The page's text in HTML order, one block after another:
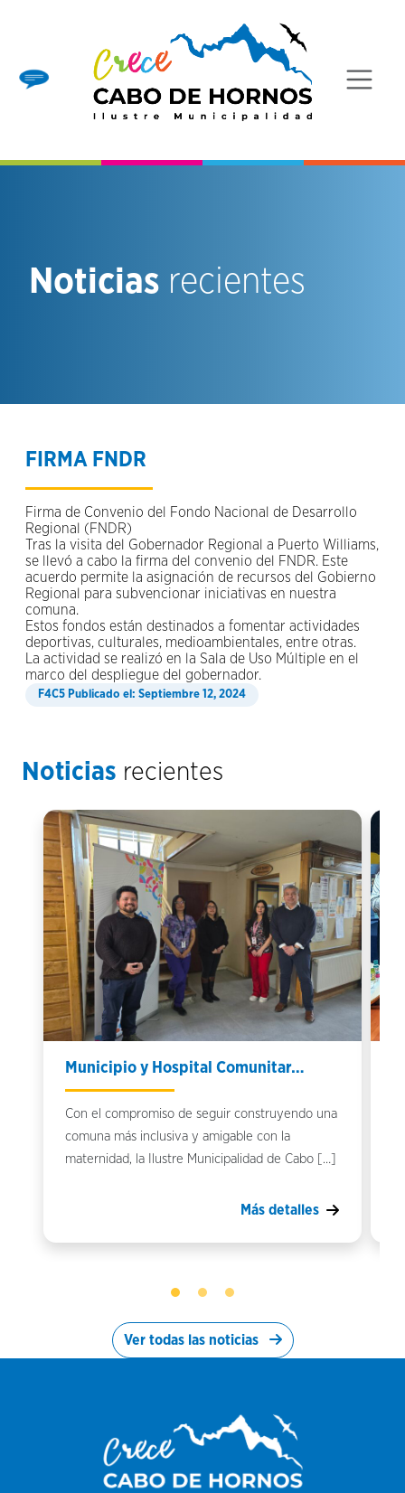
Noticias recientes
FIRMA FNDR
Firma de Convenio del Fondo Nacional de Desarrollo
Regional (FNDR)
Tras la visita del Gobernador Regional a Puerto Williams,
se llevó a cabo la firma del convenio del FNDR. Este
acuerdo permite la asignación de recursos del Gobierno
Regional para subvencionar iniciativas en nuestra
comuna.
Estos fondos están destinados a fomentar actividades
deportivas, culturales, medioambientales, entre otras.
La actividad se realizó en la Sala de Uso Múltiple en el
marco del despliegue del gobernador.
Publicado el: Septiembre 12, 2024
Noticias recientes
Municipio y Hospital Comunitar…
Con el compromiso de seguir construyendo una
comuna más inclusiva y amigable con la
maternidad, la Ilustre Municipalidad de Cabo […]
Más detalles
Ver todas las noticias